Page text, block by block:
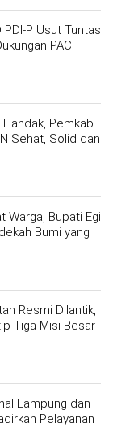
P Usut Tuntas
PAC
Pemkab
Sehat, Solid dan
Warga, Bupati Egi
Bumi yang
Resmi Dilantik,
Tiga Misi Besar
Lampung dan
Pelayanan